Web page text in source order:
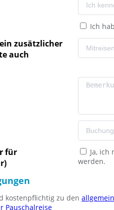
Ich
zusätzlicher
auch
für
Ja,
werden.
kostenpflichtig zu den
Pauschalreise